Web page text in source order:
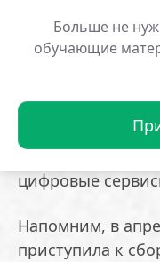
Больше не
обучающие
Fourth Partner
Сделка
компаний В 2020
долларов в Jio
партнеры
цифровые
Напомним, в
приступила к